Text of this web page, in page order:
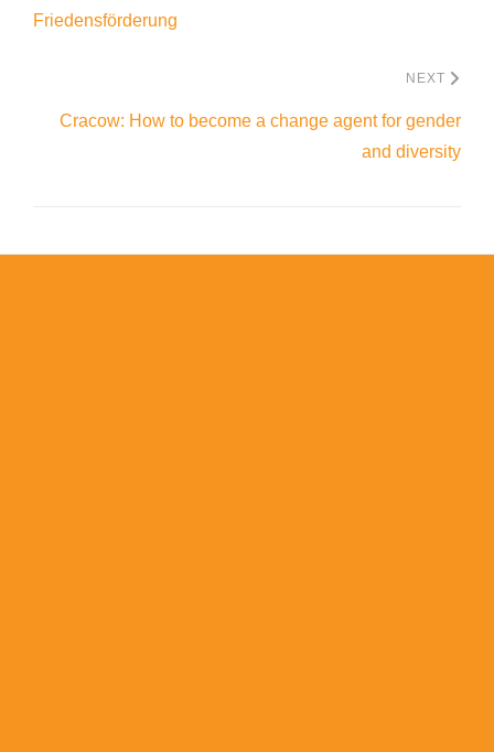
Friedensförderung
NEXT
Cracow: How to become a change agent for gender
and diversity